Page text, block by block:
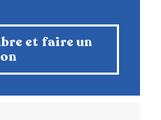
et faire un